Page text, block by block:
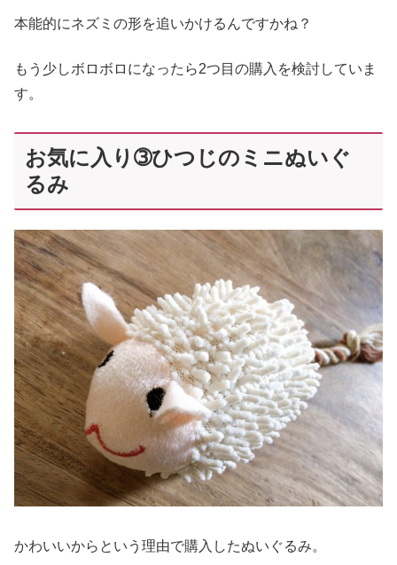
本能的にネズミの形を追いかけるんですかね？
もう少しボロボロになったら2つ目の購入を検討していま
す。
お気に入り➂ひつじのミニぬいぐ
るみ
かわいいからという理由で購入したぬいぐるみ。